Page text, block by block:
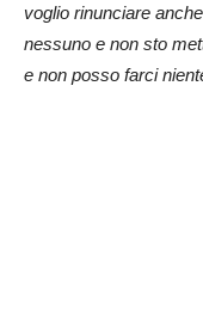
voglio rinunciare
nessuno e non sto
e non posso farci